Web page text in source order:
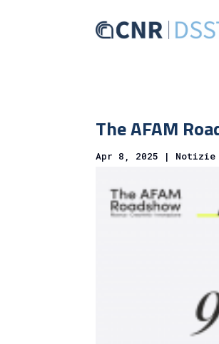
The AFAM
Apr 8, 2025 | Notizie